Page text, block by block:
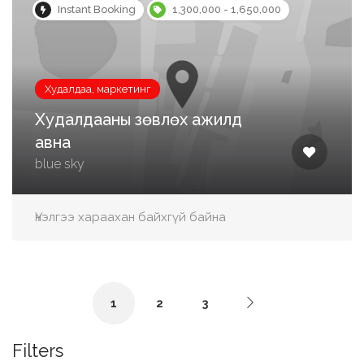
Instant Booking 1,300,000 - 1,650,000
Худалдаа, маркетинг
Худалдааны зөвлөх ажилд
авна
blue sky
Үнэлгээ хараахан байхгүй байна
1 2 3
Filters